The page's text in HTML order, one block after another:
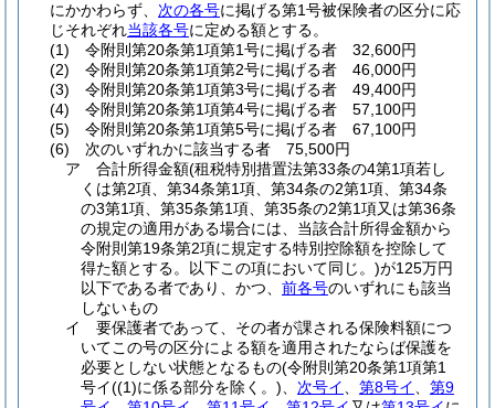
にかかわらず、 次の各号に掲げる第1号被保険者の区分に応
じそれぞれ当該各号に定める額とする。
(1)
令附則第20条第1項第1号に掲げる者 32,600円
(2)
令附則第20条第1項第2号に掲げる者 46,000円
(3)
令附則第20条第1項第3号に掲げる者 49,400円
(4)
令附則第20条第1項第4号に掲げる者 57,100円
(5)
令附則第20条第1項第5号に掲げる者 67,100円
(6)
次のいずれかに該当する者 75,500円
ア
合計所得金額(租税特別措置法第33条の4第1項若し
くは第2項、第34条第1項、第34条の2第1項、第34条
の3第1項、第35条第1項、第35条の2第1項又は第36条
の規定の適用がある場合には、当該合計所得金額から
令附則第19条第2項に規定する特別控除額を控除して
得た額とする。以下この項において同じ。)が125万円
以下である者であり、かつ、 前各号のいずれにも該当
しないもの
イ
要保護者であって、その者が課される保険料額につ
いてこの号の区分による額を適用されたならば保護を
必要としない状態となるもの(令附則第20条第1項第1
号イ((1)に係る部分を除く。) 次号イ 第8号イ
第9